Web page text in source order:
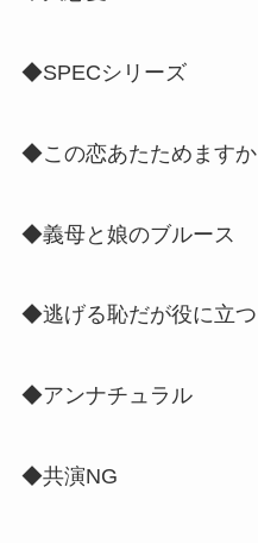
◆SPECシリーズ
◆この恋あたためますか
◆義母と娘のブルース
◆逃げる恥だが役に立つ
◆アンナチュラル
◆共演NG